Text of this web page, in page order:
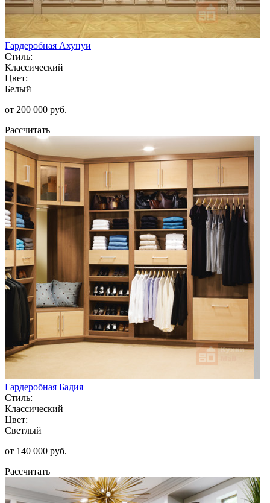
Гардеробная Ахунуи
Стиль:
Классический
Цвет:
Белый
от 200 000 руб.
Рассчитать
Гардеробная Бадия
Стиль:
Классический
Цвет:
Светлый
от 140 000 руб.
Рассчитать